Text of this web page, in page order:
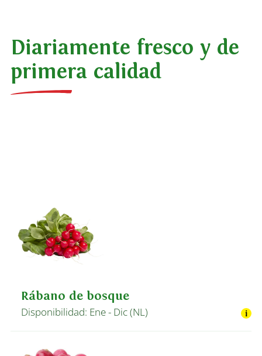
Diariamente fresco y de
primera calidad
Rábano de bosque
Disponibilidad: Ene - Dic (NL)